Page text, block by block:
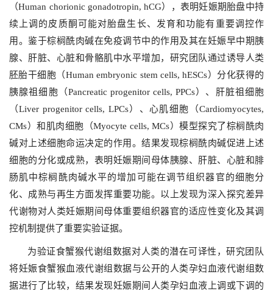
（Human chorionic gonadotropin, hCG），表明妊娠期胎盘中持
续上调的皮质酮可能对胎盘生长、发育和功能有重要调控作
用。鉴于棕榈酰肉碱在免疫调节中的作用及其在妊娠早中期胰
腺、肝脏、心脏和骨骼肌中水平增加，研究团队通过诱导人类
胚胎干细胞（Human embryonic stem cells, hESCs）分化获得的
胰腺祖细胞（Pancreatic progenitor cells, PPCs）、肝脏祖细胞
（Liver progenitor cells, LPCs）、心肌细胞（Cardiomyocytes,
CMs）和肌肉细胞（Myocyte cells, MCs）模型探究了棕榈酰肉
碱对上述细胞命运决定的作用。结果发现棕榈酰肉碱促进上述
细胞的分化或成熟，表明妊娠期间母体胰腺、肝脏、心脏和腓
肠肌中棕榈酰肉碱水平的增加可能在调节组织器官的细胞分
化、成熟与再生方面发挥重要功能。以上发现为深入探究差异
代谢物对人类妊娠期间母体重要组织器官的适应性变化及其调
控机制提供了重要实验证据。
为验证食蟹猴代谢组数据对人类的潜在可译性，研究团队
将妊娠食蟹猴血液代谢组数据与公开的人类孕妇血液代谢组数
据进行了比较，结果发现妊娠期间人类孕妇血液上调或下调的